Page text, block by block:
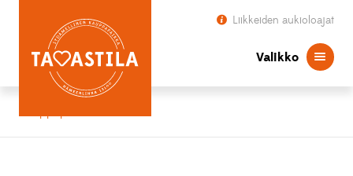
Liikkeiden aukioloajat
Valikko